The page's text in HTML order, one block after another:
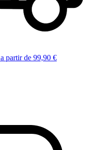
a partir de 99,90 €